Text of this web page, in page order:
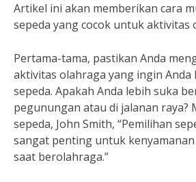
Artikel ini akan memberikan cara
sepeda yang cocok untuk aktivitas
Pertama-tama, pastikan Anda
aktivitas olahraga yang ingin Anda
sepeda. Apakah Anda lebih suka
pegunungan atau di jalanan raya?
sepeda, John Smith, “Pemilihan
sangat penting untuk
saat berolahraga.”